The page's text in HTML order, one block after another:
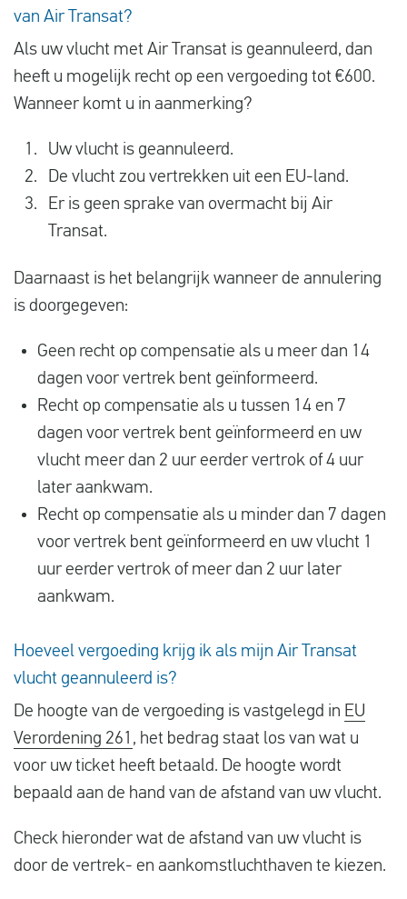
van Air Transat?
Als uw vlucht met Air Transat is geannuleerd, dan
heeft u mogelijk recht op een vergoeding tot €600.
Wanneer komt u in aanmerking?
Uw vlucht is geannuleerd.
De vlucht zou vertrekken uit een EU-land.
Er is geen sprake van overmacht bij Air
Transat.
Daarnaast is het belangrijk wanneer de annulering
is doorgegeven:
Geen recht op compensatie als u meer dan 14
dagen voor vertrek bent geïnformeerd.
Recht op compensatie als u tussen 14 en 7
dagen voor vertrek bent geïnformeerd en uw
vlucht meer dan 2 uur eerder vertrok of 4 uur
later aankwam.
Recht op compensatie als u minder dan 7 dagen
voor vertrek bent geïnformeerd en uw vlucht 1
uur eerder vertrok of meer dan 2 uur later
aankwam.
Hoeveel vergoeding krijg ik als mijn Air Transat
vlucht geannuleerd is?
De hoogte van de vergoeding is vastgelegd in EU
Verordening 261 , het bedrag staat los van wat u
voor uw ticket heeft betaald. De hoogte wordt
bepaald aan de hand van de afstand van uw vlucht.
Check hieronder wat de afstand van uw vlucht is
door de vertrek- en aankomstluchthaven te kiezen.